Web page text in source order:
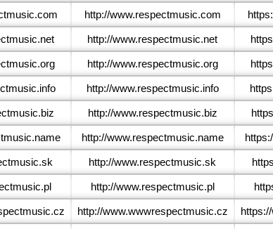
http://www.respectmusic.com
http://www.respectmusic.net
http://www.respectmusic.org
http://www.respectmusic.info
http://www.respectmusic.biz
http://www.respectmusic.name
http://www.respectmusic.sk
http://www.respectmusic.pl
http://www.wwwrespectmusic.cz